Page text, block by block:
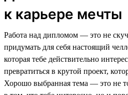
к карьере мечты
Работа над дипломом — это не
придумать для себя настоящий
которая тебе действительно
превратиться в крутой проект,
Хорошо выбранная тема — это не